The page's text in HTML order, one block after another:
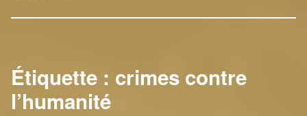
Étiquette : crimes contre
l’humanité